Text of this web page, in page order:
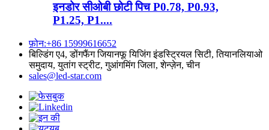
इनडोर सीओबी छोटी पिच P0.78, P0.93,
P1.25, P1....
फ़ोन:+86 15999616652
बिल्डिंग ए4, डोंगफैंग जियानफू यिजिंग इंडस्ट्रियल सिटी, तियानलियाओ
समुदाय, युतांग स्ट्रीट, गुआंगमिंग जिला, शेन्ज़ेन, चीन
sales@led-star.com